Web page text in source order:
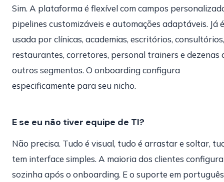
Sim. A plataforma é flexível com campos
pipelines customizáveis e automações adaptáveis. Já é
usada por clínicas, academias, escritórios, consultórios,
restaurantes, corretores, personal trainers e dezenas
outros segmentos. O onboarding configura
especificamente para seu nicho.
E se eu não tiver equipe de TI?
Não precisa. Tudo é visual, tudo é arrastar e soltar,
tem interface simples. A maioria dos clientes configura
sozinha após o onboarding. E o suporte em português